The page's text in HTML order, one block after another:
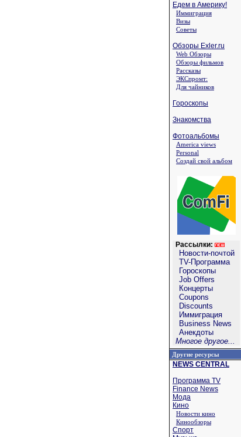
Едем в Америку!
Иммиграция
Визы
Советы
Обзоры Exler.ru
Web Обзоры
Обзоры фильмов
Рассказы
ЭКСпромт:
Для чайников
Гороскопы
Знакомства
Фотоальбомы
America views
Personal
Создай свой альбом
Рассылки:
Новости-почтой
TV-Программа
Гороскопы
Job Offers
Концерты
Coupons
Discounts
Иммиграция
Business News
Анекдоты
Многое другое...
Другие ресурсы
NEWS CENTRAL
Программа TV
Finance News
Мода
Кино
Новости кино
Кинообзоры
Спорт